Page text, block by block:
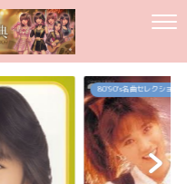
80`90's名曲セレクション